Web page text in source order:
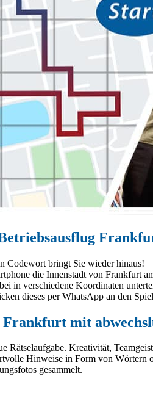
Codewort bringt Sie wieder hinaus!
die Innenstadt von Frankfurt
in verschiedene Koordinaten
dieses per WhatsApp an den
mit
Rätselaufgabe. Kreativität,
Hinweise in Form von Wörtern
gesammelt.